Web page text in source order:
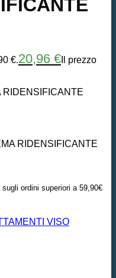
€.20,96 € Il prezzo
RIDENSIFICANTE
RIDENSIFICANTE
ordini superiori a 59,90€
VISO